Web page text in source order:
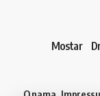
Mostar